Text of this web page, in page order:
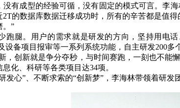
成型的经验可循，没有固定的模式可言。李海
的数据库数据迁移成功时，所有的辛苦都是值
。”
腿。用户的需求就是研发的方向，坚持用电话
设备项目报审等一系列系统功能，自主研发200
创新就是争分夺秒，与时间赛跑，一刻也不能
化、科研等各类项目达34项。
心”、不断求索的“创新梦”，李海林带领着研发